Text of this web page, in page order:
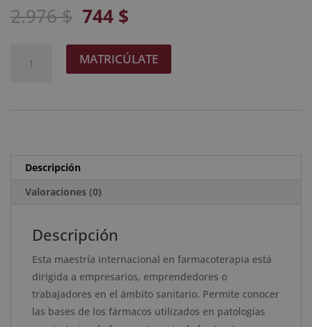
2.976$ El
precio
original
era:
744 $
actual
es:
Internacional
Apostilla
cantidad
MATRICÚLATE
Descripción
Valoraciones (0)
Descripción
Esta maestría internacional en farmacoterapia está
dirigida a empresarios, emprendedores o
trabajadores en el ámbito sanitario. Permite conocer
las bases de los fármacos utilizados en patologías